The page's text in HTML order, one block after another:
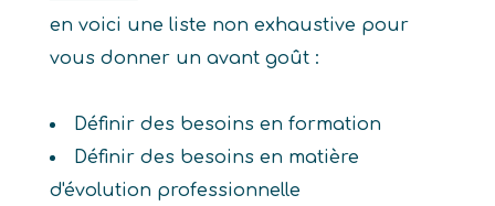
en voici une liste non exhaustive pour
vous donner un avant goût :
Définir des besoins en formation
Définir des besoins en matière
d'évolution professionnelle